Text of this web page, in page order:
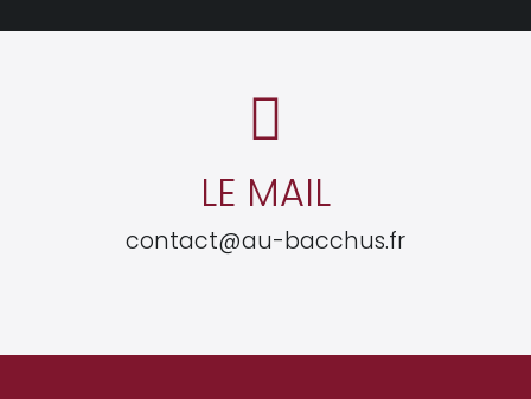
LE MAIL
contact@au-bacchus.fr